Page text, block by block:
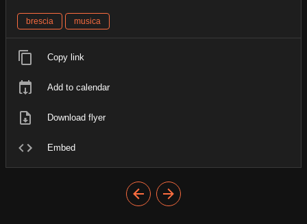
brescia musica
Copy link
Add to calendar
Download flyer
Embed